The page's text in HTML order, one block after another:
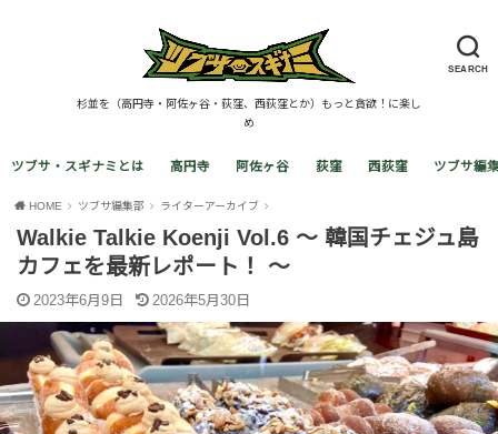
SEARCH
杉並を（高円寺・阿佐ヶ谷・荻窪、西荻窪とか）もっと貪欲！に楽し
め
ツブサ・スギナミとは 高円寺 阿佐ヶ谷 荻窪 西荻窪 ツブサ編
HOME ツブサ編集部 ライターアーカイブ
Walkie Talkie Koenji Vol.6 〜 韓国チェジュ島
カフェを最新レポート！ 〜
2023年6月9日 2026年5月30日